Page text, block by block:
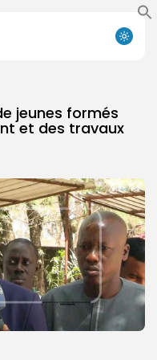
jeunes formés
et des travaux